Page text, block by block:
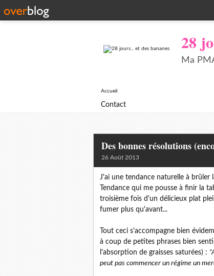
28
Ma
Accueil
Contact
Des bonnes résolutions
26 Août 2013
J'ai une tendance naturelle à brûler
Tendance qui me pousse à finir la
troisième fois d'un délicieux plat
fumer plus qu'avant...
Tout ceci s'accompagne bien
à coup de petites phrases bien
l'absorption de graisses saturées) :
peut pas commencer un régime un